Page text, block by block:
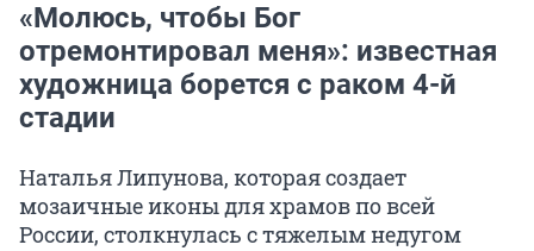
«Молюсь, чтобы Бог
отремонтировал меня»: известная
художница борется с раком 4-й
стадии
Наталья Липунова, которая создает
мозаичные иконы для храмов по всей
России, столкнулась с тяжелым недугом